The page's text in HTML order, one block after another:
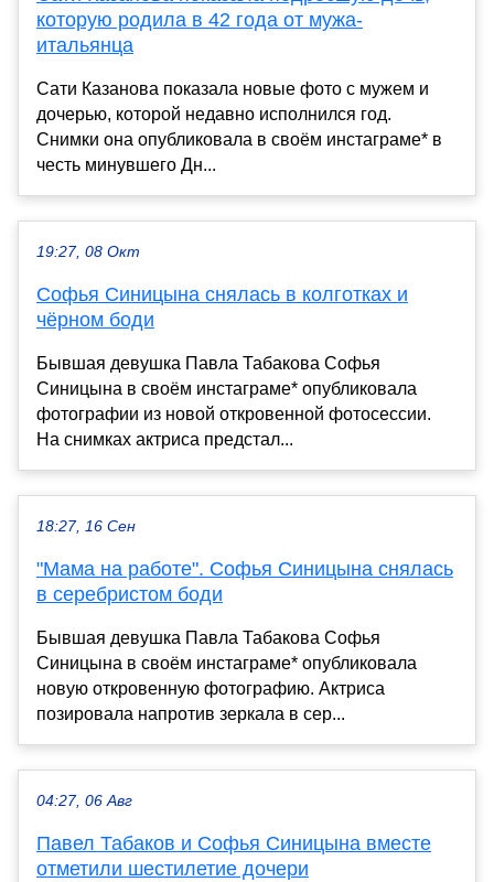
которую родила в 42 года от мужа-
итальянца
Сати Казанова показала новые фото с мужем и
дочерью, которой недавно исполнился год.
Снимки она опубликовала в своём инстаграме* в
честь минувшего Дн...
19:27, 08 Окт
Софья Синицына снялась в колготках и
чёрном боди
Бывшая девушка Павла Табакова Софья
Синицына в своём инстаграме* опубликовала
фотографии из новой откровенной фотосессии.
На снимках актриса предстал...
18:27, 16 Сен
"Мама на работе". Софья Синицына снялась
в серебристом боди
Бывшая девушка Павла Табакова Софья
Синицына в своём инстаграме* опубликовала
новую откровенную фотографию. Актриса
позировала напротив зеркала в сер...
04:27, 06 Авг
Павел Табаков и Софья Синицына вместе
отметили шестилетие дочери